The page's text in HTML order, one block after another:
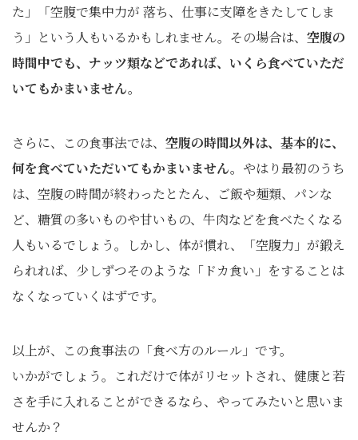
た」「空腹で集中力が 落ち、仕事に支障をきたしてしま
う」という人もいるかもしれません。その場合は、 空腹の
時間中でも、ナッツ類などであれば、いくら食べていただ
いてもかまいません。
さらに、この食事法では、 空腹の時間以外は、基本的に、
何を食べていただいてもかまいません。 やはり最初のうち
は、空腹の時間が終わったとたん、ご飯や麺類、パンな
ど、糖質の多いものや甘いもの、牛肉などを食べたくなる
人もいるでしょう。しかし、体が慣れ、「空腹力」が鍛え
られれば、少しずつそのような「ドカ食い」をすることは
なくなっていくはずです。
以上が、この食事法の「食べ方のルール」です。
いかがでしょう。これだけで体がリセットされ、健康と若
さを手に入れることができるなら、やってみたいと思いま
せんか？